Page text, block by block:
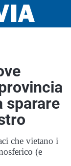
sparare
che vietano i
(e